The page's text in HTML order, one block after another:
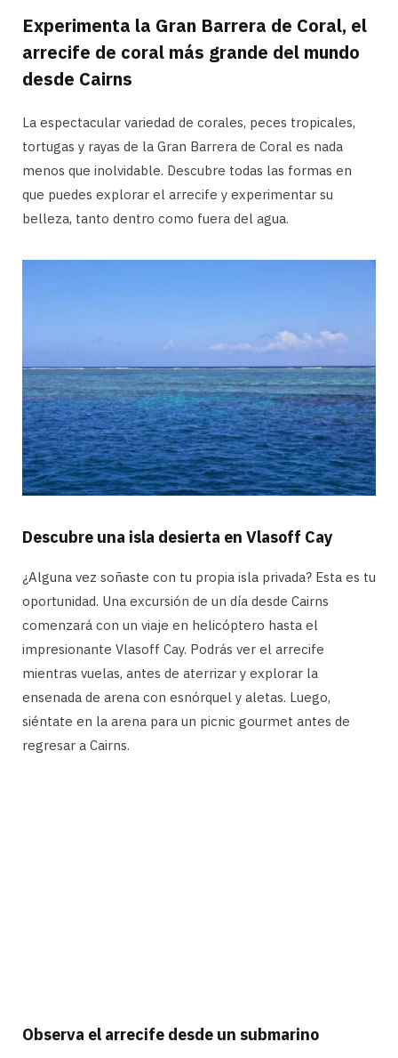
Experimenta la Gran Barrera de Coral, el
arrecife de coral más grande del mundo
desde Cairns
La espectacular variedad de corales, peces tropicales,
tortugas y rayas de la Gran Barrera de Coral es nada
menos que inolvidable. Descubre todas las formas en
que puedes explorar el arrecife y experimentar su
belleza, tanto dentro como fuera del agua.
Descubre una isla desierta en Vlasoff Cay
¿Alguna vez soñaste con tu propia isla privada? Esta es tu
oportunidad. Una excursión de un día desde Cairns
comenzará con un viaje en helicóptero hasta el
impresionante Vlasoff Cay. Podrás ver el arrecife
mientras vuelas, antes de aterrizar y explorar la
ensenada de arena con esnórquel y aletas. Luego,
siéntate en la arena para un picnic gourmet antes de
regresar a Cairns.
Observa el arrecife desde un submarino